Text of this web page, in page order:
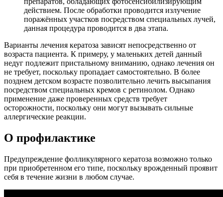
действием. После обработки проводится излучение
поражённых участков посредством специальных лучей,
данная процедура проводится в два этапа.
Варианты лечения кератоза зависят непосредственно от
возраста пациента. К примеру, у маленьких детей данный
недуг подлежит пристальному вниманию, однако лечения он
не требует, поскольку пропадает самостоятельно. В более
позднем детском возрасте позволительно лечить высыпания
посредством специальных кремов с ретинолом. Однако
применение даже проверенных средств требует
осторожности, поскольку они могут вызывать сильные
аллергические реакции.
О профилактике
Предупреждение фолликулярного кератоза возможно только
при приобретенном его типе, поскольку врожденный проявит
себя в течение жизни в любом случае.